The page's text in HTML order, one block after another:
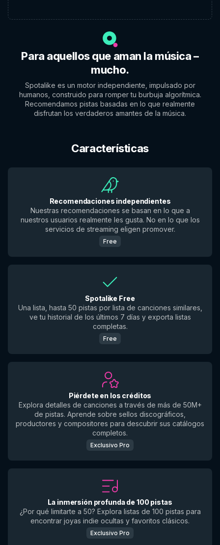
Para aquellos que aman la música –
mucho.
Spotalike es un motor independiente, impulsado por
humanos, construido para romper tu burbuja algorítmica.
Recomendamos pistas basadas en lo que realmente
disfrutan los verdaderos amantes de la música.
Características
Recomendaciones independientes
Nuestras recomendaciones se basan en lo que a
nuestros usuarios realmente les gusta. No en lo que los
servicios de streaming eligen promover.
Free
Spotalike Free
Una lista, hasta 50 pistas por lista de canciones similares,
ve tu historial de los últimos 7 días y exporta listas
completas.
Free
Piérdete en los créditos
Explora detalles de canciones a través de más de 50M+
de pistas. Aprende sobre sellos discográficos,
productores y compositores para descubrir sus catálogos
completos.
Exclusivo Pro
La inmersión profunda de 100 pistas
¿Por qué limitarte a 50? Explora listas de 100 pistas para
encontrar joyas indie ocultas y favoritos clásicos.
Exclusivo Pro